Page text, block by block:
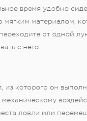
время удобно
мягким материалом,
от одной
с него.
из которого он
ловли или